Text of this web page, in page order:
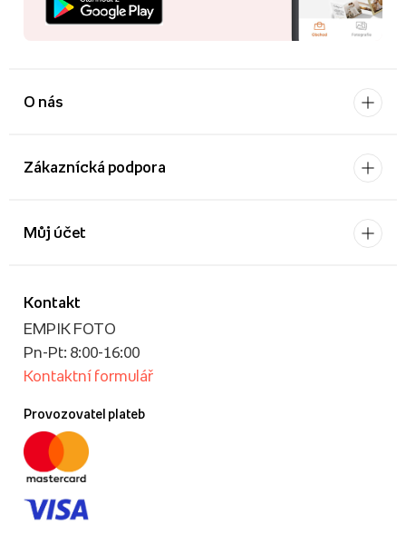
O nás
Zákaznícká podpora
Kontakt
EMPIK FOTO
Pn-Pt: 8:00-16:00
Kontaktní formulář
Provozovatel plateb
Můj účet